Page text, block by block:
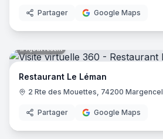
Partager Google Maps
Ajout récent
Restaurant Le Léman
2 Rte des Mouettes, 74200 Margencel
Partager Google Maps